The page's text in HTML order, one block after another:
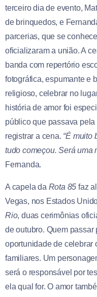
terceiro dia de evento,
de brinquedos, e
parcerias, que se
oficializaram a união. A
banda com repertório
fotográfica, espumante e
religioso, celebrar no
história de amor foi
público que passava pela
registrar a cena. “É muito
tudo começou. Será uma
Fernanda.
A capela da Rota 85 faz
Vegas, nos Estados
Rio, duas cerimônias
de outubro. Quem
oportunidade de celebrar
familiares. Um
será o responsável por
ela qual for. O amor